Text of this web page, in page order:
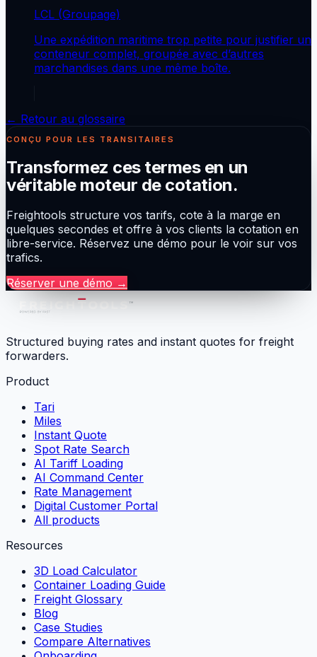
LCL (Groupage)
Une expédition maritime trop petite pour justifier un
conteneur complet, groupée avec d’autres
marchandises dans une même boîte.
← Retour au glossaire
CONÇU POUR LES TRANSITAIRES
Transformez ces termes en un
véritable moteur de cotation.
Freightools structure vos tarifs, cote à la marge en
quelques secondes et offre à vos clients la cotation en
libre-service. Réservez une démo pour le voir sur vos
trafics.
Réserver une démo →
Structured buying rates and instant quotes for freight
forwarders.
Product
Tari
Miles
Instant Quote
Spot Rate Search
AI Tariff Loading
AI Command Center
Rate Management
Digital Customer Portal
All products
Resources
3D Load Calculator
Container Loading Guide
Freight Glossary
Blog
Case Studies
Compare Alternatives